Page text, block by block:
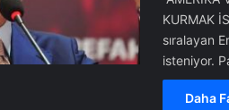
KURMAK
sıralayan
isteniyor.
Daha